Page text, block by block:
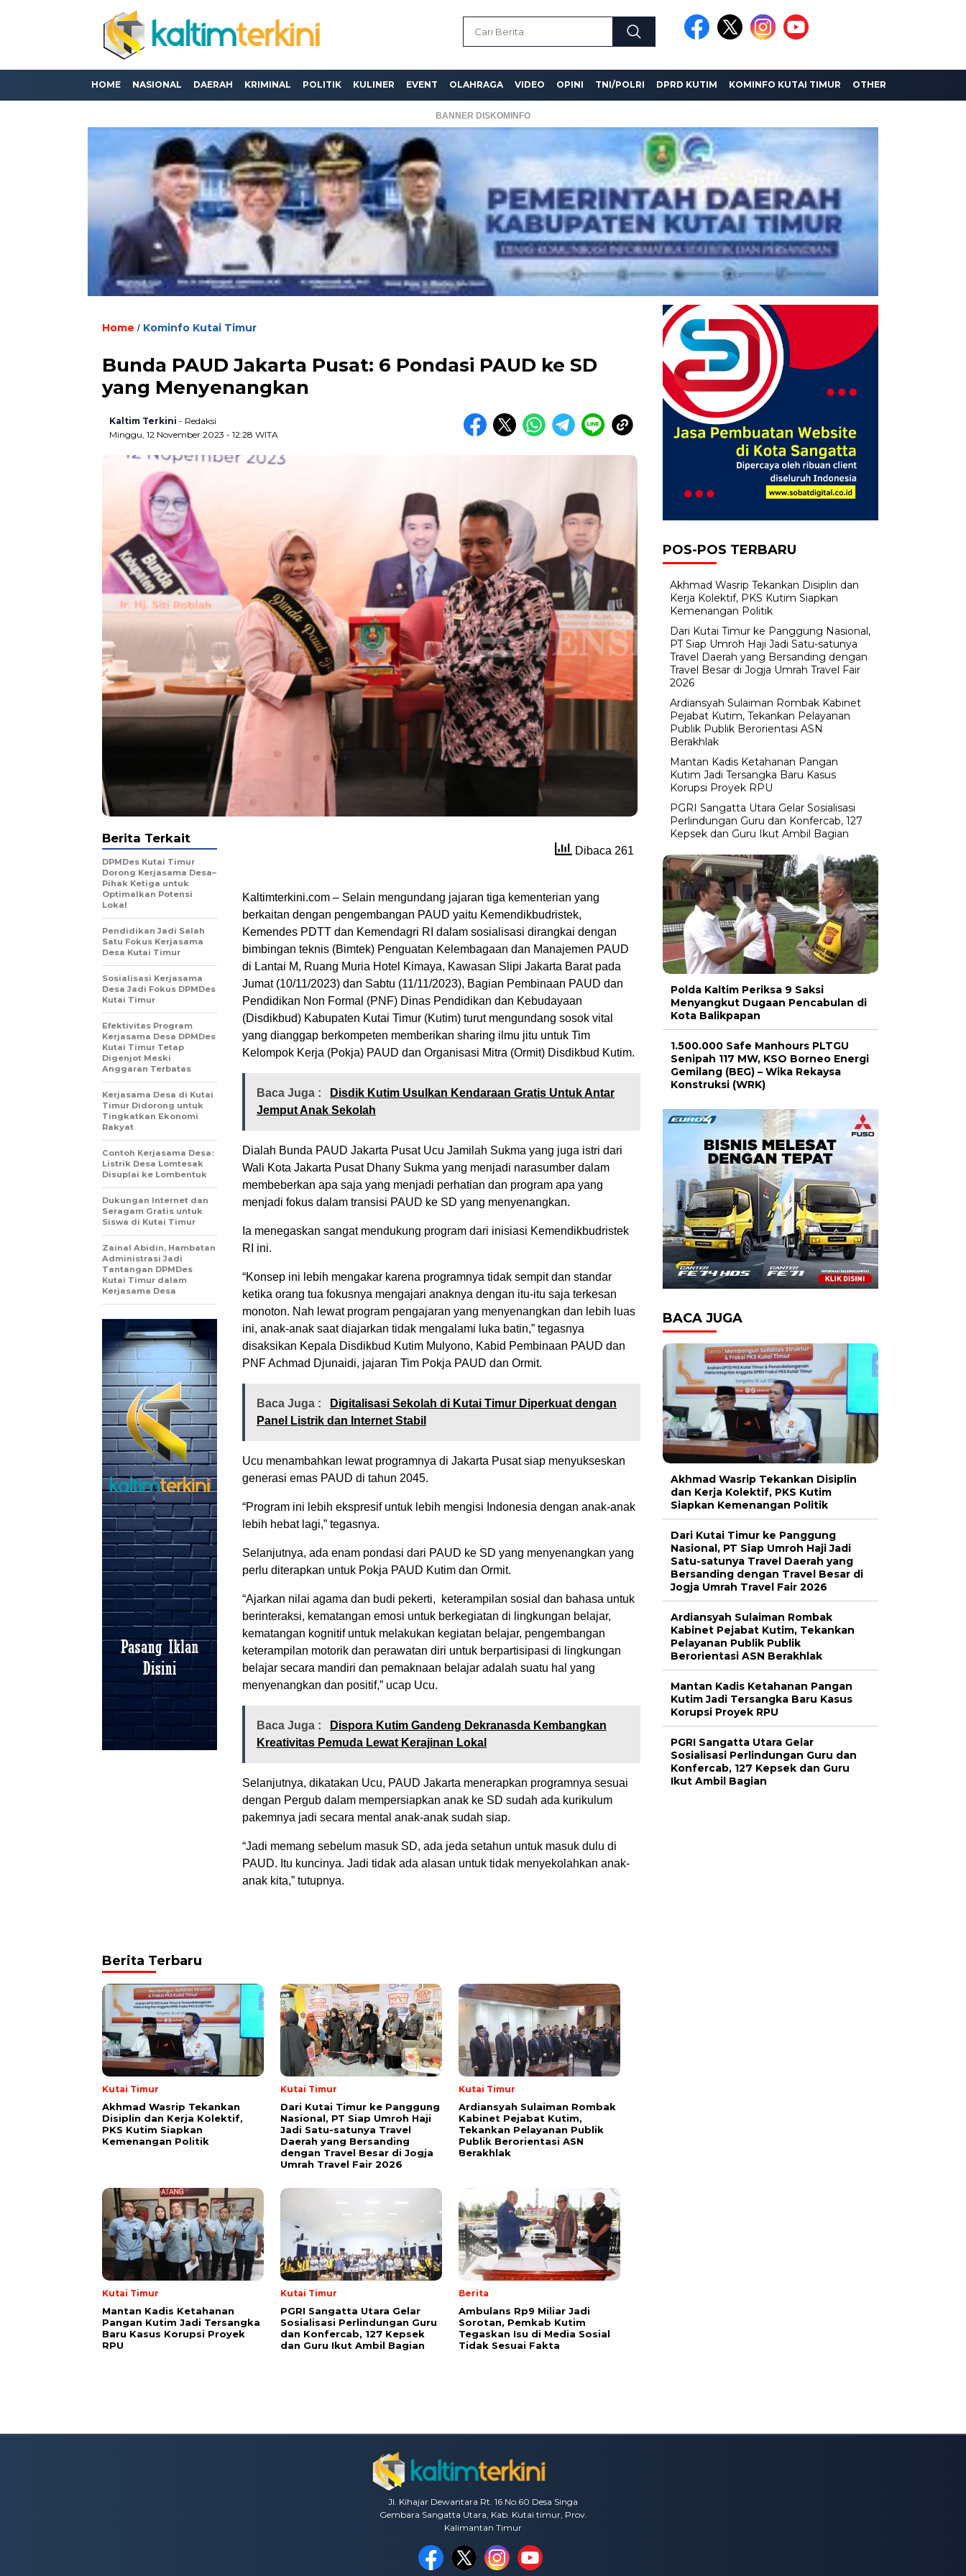
HOME NASIONAL DAERAH KRIMINAL POLITIK KULINER EVENT OLAHRAGA VIDEO OPINI TNI/POLRI DPRD KUTIM KOMINFO KUTAI TIMUR OTHER
BANNER DISKOMINFO
Home / Kominfo Kutai Timur
Bunda PAUD Jakarta Pusat: 6 Pondasi PAUD ke SD
yang Menyenangkan
Kaltim Terkini - Redaksi
Minggu, 12 November 2023 - 12:28 WITA
Dibaca 261
Kaltimterkini.com – Selain mengundang jajaran tiga kementerian yang
berkaitan dengan pengembangan PAUD yaitu Kemendikbudristek,
Kemendes PDTT dan Kemendagri RI dalam sosialisasi dirangkai dengan
bimbingan teknis (Bimtek) Penguatan Kelembagaan dan Manajemen PAUD
di Lantai M, Ruang Muria Hotel Kimaya, Kawasan Slipi Jakarta Barat pada
Jumat (10/11/2023) dan Sabtu (11/11/2023), Bagian Pembinaan PAUD dan
Pendidikan Non Formal (PNF) Dinas Pendidikan dan Kebudayaan
(Disdikbud) Kabupaten Kutai Timur (Kutim) turut mengundang sosok vital
yang dianggap berkompeten memberikan sharing ilmu jitu untuk Tim
Kelompok Kerja (Pokja) PAUD dan Organisasi Mitra (Ormit) Disdikbud Kutim.
Baca Juga :
Disdik Kutim Usulkan Kendaraan Gratis Untuk Antar
Jemput Anak Sekolah
Dialah Bunda PAUD Jakarta Pusat Ucu Jamilah Sukma yang juga istri dari
Wali Kota Jakarta Pusat Dhany Sukma yang menjadi narasumber dalam
membeberkan apa saja yang menjadi perhatian dan program apa yang
menjadi fokus dalam transisi PAUD ke SD yang menyenangkan.
Ia menegaskan sangat mendukung program dari inisiasi Kemendikbudristek
RI ini.
“Konsep ini lebih mengakar karena programnya tidak sempit dan standar
ketika orang tua fokusnya mengajari anaknya dengan itu-itu saja terkesan
monoton. Nah lewat program pengajaran yang menyenangkan dan lebih luas
ini, anak-anak saat diajarkan tidak mengalami luka batin,” tegasnya
disaksikan Kepala Disdikbud Kutim Mulyono, Kabid Pembinaan PAUD dan
PNF Achmad Djunaidi, jajaran Tim Pokja PAUD dan Ormit.
Baca Juga :
Digitalisasi Sekolah di Kutai Timur Diperkuat dengan
Panel Listrik dan Internet Stabil
Ucu menambahkan lewat programnya di Jakarta Pusat siap menyukseskan
generasi emas PAUD di tahun 2045.
“Program ini lebih ekspresif untuk lebih mengisi Indonesia dengan anak-anak
lebih hebat lagi,” tegasnya.
Selanjutnya, ada enam pondasi dari PAUD ke SD yang menyenangkan yang
perlu diterapkan untuk Pokja PAUD Kutim dan Ormit.
“Ajarkan nilai agama dan budi pekerti, keterampilan sosial dan bahasa untuk
berinteraksi, kematangan emosi untuk berkegiatan di lingkungan belajar,
kematangan kognitif untuk melakukan kegiatan belajar, pengembangan
keterampilan motorik dan perawatan diri untuk berpartisipasi di lingkungan
belajar secara mandiri dan pemaknaan belajar adalah suatu hal yang
menyenangkan dan positif,” ucap Ucu.
Baca Juga :
Dispora Kutim Gandeng Dekranasda Kembangkan
Kreativitas Pemuda Lewat Kerajinan Lokal
Selanjutnya, dikatakan Ucu, PAUD Jakarta menerapkan programnya sesuai
dengan Pergub dalam mempersiapkan anak ke SD sudah ada kurikulum
pakemnya jadi secara mental anak-anak sudah siap.
“Jadi memang sebelum masuk SD, ada jeda setahun untuk masuk dulu di
PAUD. Itu kuncinya. Jadi tidak ada alasan untuk tidak menyekolahkan anak-
anak kita,” tutupnya.
Berita Terkait
DPMDes Kutai Timur
Dorong Kerjasama Desa–
Pihak Ketiga untuk
Optimalkan Potensi
Lokal
Pendidikan Jadi Salah
Satu Fokus Kerjasama
Desa Kutai Timur
Sosialisasi Kerjasama
Desa Jadi Fokus DPMDes
Kutai Timur
Efektivitas Program
Kerjasama Desa DPMDes
Kutai Timur Tetap
Digenjot Meski
Anggaran Terbatas
Kerjasama Desa di Kutai
Timur Didorong untuk
Tingkatkan Ekonomi
Rakyat
Contoh Kerjasama Desa:
Listrik Desa Lomtesak
Disuplai ke Lombentuk
Dukungan Internet dan
Seragam Gratis untuk
Siswa di Kutai Timur
Zainal Abidin, Hambatan
Administrasi Jadi
Tantangan DPMDes
Kutai Timur dalam
Kerjasama Desa
Berita Terbaru
Kutai Timur
Akhmad Wasrip Tekankan
Disiplin dan Kerja Kolektif,
PKS Kutim Siapkan
Kemenangan Politik
Kutai Timur
Dari Kutai Timur ke Panggung
Nasional, PT Siap Umroh Haji
Jadi Satu-satunya Travel
Daerah yang Bersanding
dengan Travel Besar di Jogja
Umrah Travel Fair 2026
Kutai Timur
Ardiansyah Sulaiman Rombak
Kabinet Pejabat Kutim,
Tekankan Pelayanan Publik
Publik Berorientasi ASN
Berakhlak
Kutai Timur
Mantan Kadis Ketahanan
Pangan Kutim Jadi Tersangka
Baru Kasus Korupsi Proyek
RPU
Kutai Timur
PGRI Sangatta Utara Gelar
Sosialisasi Perlindungan Guru
dan Konfercab, 127 Kepsek
dan Guru Ikut Ambil Bagian
Berita
Ambulans Rp9 Miliar Jadi
Sorotan, Pemkab Kutim
Tegaskan Isu di Media Sosial
Tidak Sesuai Fakta
POS-POS TERBARU
Akhmad Wasrip Tekankan Disiplin dan
Kerja Kolektif, PKS Kutim Siapkan
Kemenangan Politik
Dari Kutai Timur ke Panggung Nasional,
PT Siap Umroh Haji Jadi Satu-satunya
Travel Daerah yang Bersanding dengan
Travel Besar di Jogja Umrah Travel Fair
2026
Ardiansyah Sulaiman Rombak Kabinet
Pejabat Kutim, Tekankan Pelayanan
Publik Publik Berorientasi ASN
Berakhlak
Mantan Kadis Ketahanan Pangan
Kutim Jadi Tersangka Baru Kasus
Korupsi Proyek RPU
PGRI Sangatta Utara Gelar Sosialisasi
Perlindungan Guru dan Konfercab, 127
Kepsek dan Guru Ikut Ambil Bagian
Polda Kaltim Periksa 9 Saksi
Menyangkut Dugaan Pencabulan di
Kota Balikpapan
1.500.000 Safe Manhours PLTGU
Senipah 117 MW, KSO Borneo Energi
Gemilang (BEG) – Wika Rekaysa
Konstruksi (WRK)
BACA JUGA
Akhmad Wasrip Tekankan Disiplin
dan Kerja Kolektif, PKS Kutim
Siapkan Kemenangan Politik
Dari Kutai Timur ke Panggung
Nasional, PT Siap Umroh Haji Jadi
Satu-satunya Travel Daerah yang
Bersanding dengan Travel Besar di
Jogja Umrah Travel Fair 2026
Ardiansyah Sulaiman Rombak
Kabinet Pejabat Kutim, Tekankan
Pelayanan Publik Publik
Berorientasi ASN Berakhlak
Mantan Kadis Ketahanan Pangan
Kutim Jadi Tersangka Baru Kasus
Korupsi Proyek RPU
PGRI Sangatta Utara Gelar
Sosialisasi Perlindungan Guru dan
Konfercab, 127 Kepsek dan Guru
Ikut Ambil Bagian
Jl. Kihajar Dewantara Rt. 16 No.60 Desa Singa
Gembara Sangatta Utara, Kab. Kutai timur, Prov.
Kalimantan Timur